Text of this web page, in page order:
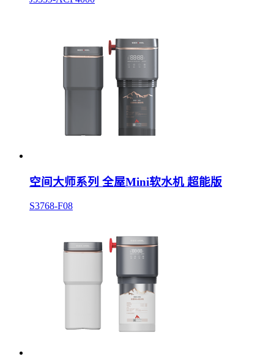
空间大师系列 全屋Mini软水机 超能版
S3768-F08